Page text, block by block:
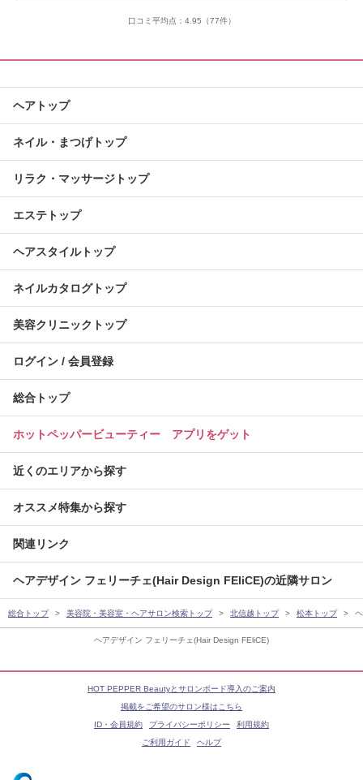
ヘアデザイン フェリーチェ(Hair Design FEliCE)
口コミ平均点： 4.95 （77件）
ヘアトップ
ネイル・まつげトップ
リラク・マッサージトップ
エステトップ
ヘアスタイルトップ
ネイルカタログトップ
美容クリニックトップ
ログイン / 会員登録
総合トップ
ホットペッパービューティー アプリをゲット
近くのエリアから探す
オススメ特集から探す
関連リンク
ヘアデザイン フェリーチェ(Hair Design FEliCE)の近隣サロン
総合トップ 美容院・美容室・ヘアサロン検索トップ 北信越トップ 松本トップ
HOT PEPPER Beautyとサロンボード導入のご案内
掲載をご希望のサロン様はこちら
ID・会員規約
プライバシーポリシー
利用規約
ご利用ガイド
ヘルプ